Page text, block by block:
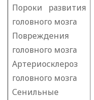
Пороки развития
головного мозга
Повреждения
головного мозга
Артериосклероз
головного мозга
Сенильные